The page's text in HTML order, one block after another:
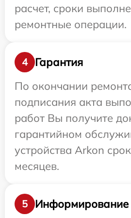
расчет, сроки
ремонтные операции.
4
Гарантия
По окончании
подписания акта
работ Вы получите
гарантийном
устройства Arkon
месяцев.
5
Информирование